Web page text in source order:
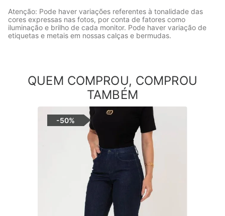
Atenção: Pode haver variações referentes à tonalidade das
cores expressas nas fotos, por conta de fatores como
iluminação e brilho de cada monitor. Pode haver variação de
etiquetas e metais em nossas calças e bermudas.
QUEM COMPROU, COMPROU
TAMBÉM
-50%